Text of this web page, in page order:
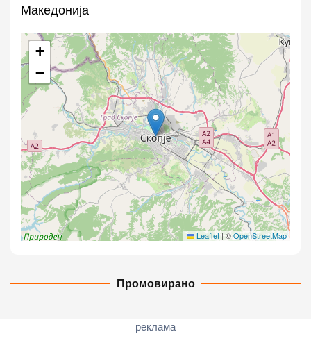
Македонија
+
−
Leaflet | ©OpenStreetMap
Промовирано
реклама